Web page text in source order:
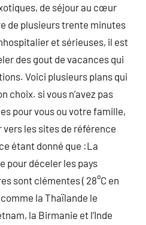
de séjour au cœur
de plusieurs trente minutes
et sérieuses, il est
des gout de vacances qui
Voici plusieurs plans qui
choix. si vous n’avez pas
pour vous ou votre famille,
les sites de référence
étant donné que :La
pour déceler les pays
sont clémentes ( 28°C en
la Thaïlande le
la Birmanie et l’Inde